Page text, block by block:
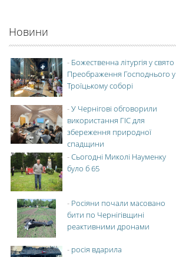
Новини
- Божественна літургія у свято
Преображення Господнього у
Троїцькому соборі
-У Чернігові обговорили
використання ГІС для
збереження природної
спадщини
-Сьогодні Миколі Науменку
було б 65
- Росіяни почали масовано
бити по Чернігівщині
реактивними дронами
- росія вдарила